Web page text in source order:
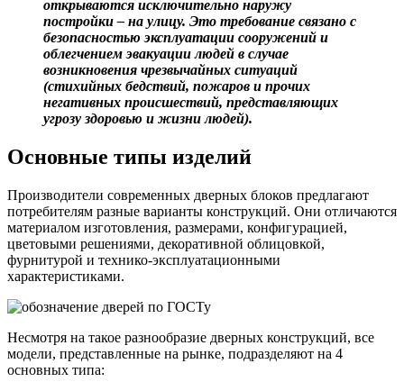
открываются исключительно наружу
постройки – на улицу. Это требование связано с
безопасностью эксплуатации сооружений и
облегчением эвакуации людей в случае
возникновения чрезвычайных ситуаций
(стихийных бедствий, пожаров и прочих
негативных происшествий, представляющих
угрозу здоровью и жизни людей).
Основные типы изделий
Производители современных дверных блоков предлагают
потребителям разные варианты конструкций. Они отличаются
материалом изготовления, размерами, конфигурацией,
цветовыми решениями, декоративной облицовкой,
фурнитурой и технико-эксплуатационными
характеристиками.
Несмотря на такое разнообразие дверных конструкций, все
модели, представленные на рынке, подразделяют на 4
основных типа: